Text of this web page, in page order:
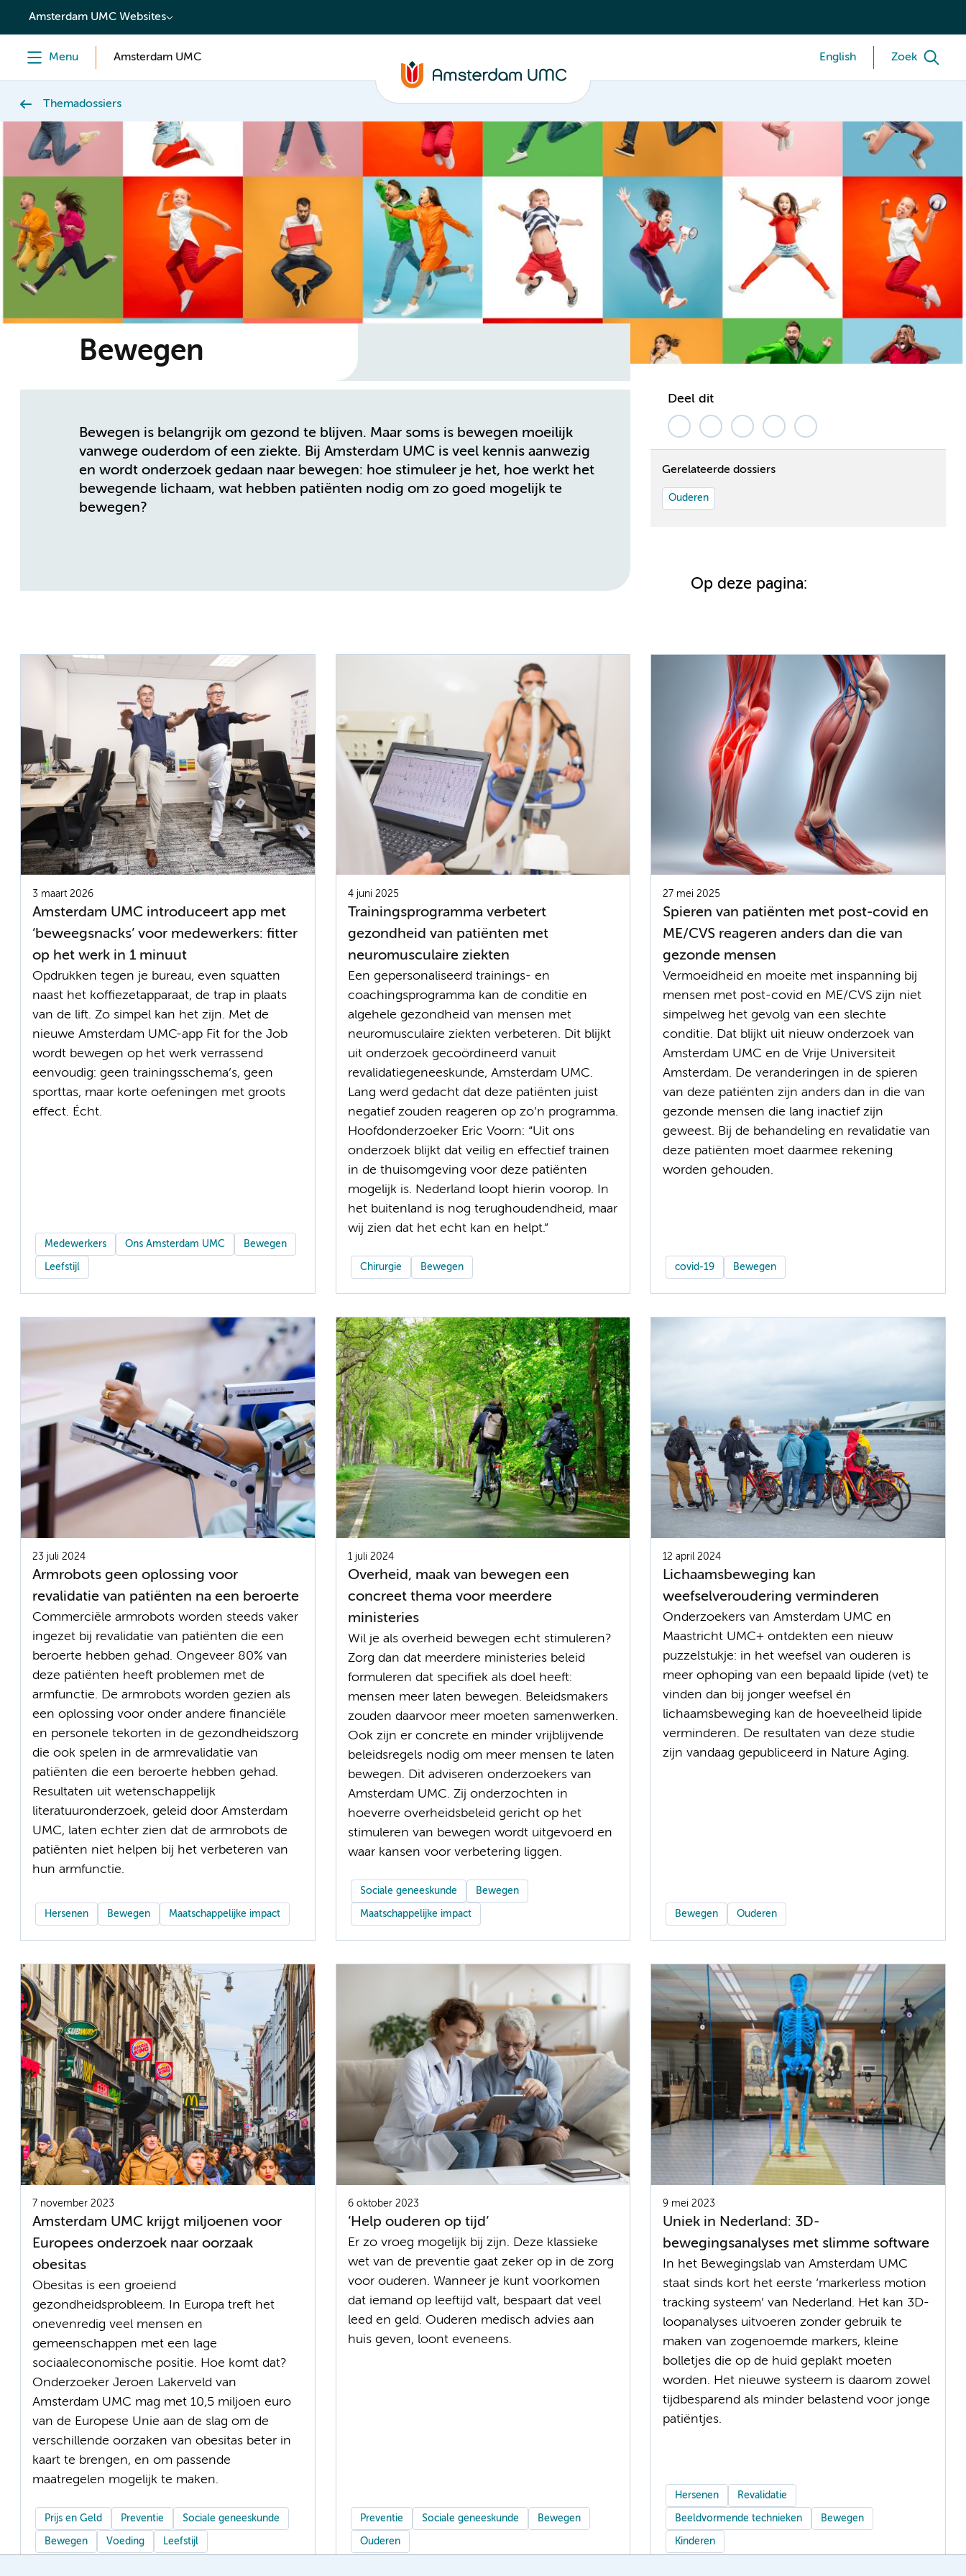
content
Amsterdam UMC Websites
Menu Amsterdam UMC English Zoek
Themadossiers
Bewegen
Bewegen is belangrijk om gezond te blijven. Maar soms is bewegen moeilijk
vanwege ouderdom of een ziekte. Bij Amsterdam UMC is veel kennis aanwezig
en wordt onderzoek gedaan naar bewegen: hoe stimuleer je het, hoe werkt het
bewegende lichaam, wat hebben patiënten nodig om zo goed mogelijk te
bewegen?
Deel dit
Gerelateerde dossiers
Ouderen
Op deze pagina:
3 maart 2026
Amsterdam UMC introduceert app met
‘beweegsnacks’ voor medewerkers: fitter
op het werk in 1 minuut
Opdrukken tegen je bureau, even squatten
naast het koffiezetapparaat, de trap in plaats
van de lift. Zo simpel kan het zijn. Met de
nieuwe Amsterdam UMC-app Fit for the Job
wordt bewegen op het werk verrassend
eenvoudig: geen trainingsschema’s, geen
sporttas, maar korte oefeningen met groots
effect. Écht.
Medewerkers Ons Amsterdam UMC Bewegen
Leefstijl
4 juni 2025
Trainingsprogramma verbetert
gezondheid van patiënten met
neuromusculaire ziekten
Een gepersonaliseerd trainings- en
coachingsprogramma kan de conditie en
algehele gezondheid van mensen met
neuromusculaire ziekten verbeteren. Dit blijkt
uit onderzoek gecoördineerd vanuit
revalidatiegeneeskunde, Amsterdam UMC.
Lang werd gedacht dat deze patiënten juist
negatief zouden reageren op zo’n programma.
Hoofdonderzoeker Eric Voorn: “Uit ons
onderzoek blijkt dat veilig en effectief trainen
in de thuisomgeving voor deze patiënten
mogelijk is. Nederland loopt hierin voorop. In
het buitenland is nog terughoudendheid, maar
wij zien dat het echt kan en helpt.”
Chirurgie Bewegen
27 mei 2025
Spieren van patiënten met post-covid en
ME/CVS reageren anders dan die van
gezonde mensen
Vermoeidheid en moeite met inspanning bij
mensen met post-covid en ME/CVS zijn niet
simpelweg het gevolg van een slechte
conditie. Dat blijkt uit nieuw onderzoek van
Amsterdam UMC en de Vrije Universiteit
Amsterdam. De veranderingen in de spieren
van deze patiënten zijn anders dan in die van
gezonde mensen die lang inactief zijn
geweest. Bij de behandeling en revalidatie van
deze patiënten moet daarmee rekening
worden gehouden.
covid-19 Bewegen
23 juli 2024
Armrobots geen oplossing voor
revalidatie van patiënten na een beroerte
Commerciële armrobots worden steeds vaker
ingezet bij revalidatie van patiënten die een
beroerte hebben gehad. Ongeveer 80% van
deze patiënten heeft problemen met de
armfunctie. De armrobots worden gezien als
een oplossing voor onder andere financiële
en personele tekorten in de gezondheidszorg
die ook spelen in de armrevalidatie van
patiënten die een beroerte hebben gehad.
Resultaten uit wetenschappelijk
literatuuronderzoek, geleid door Amsterdam
UMC, laten echter zien dat de armrobots de
patiënten niet helpen bij het verbeteren van
hun armfunctie.
Hersenen Bewegen Maatschappelijke impact
1 juli 2024
Overheid, maak van bewegen een
concreet thema voor meerdere
ministeries
Wil je als overheid bewegen echt stimuleren?
Zorg dan dat meerdere ministeries beleid
formuleren dat specifiek als doel heeft:
mensen meer laten bewegen. Beleidsmakers
zouden daarvoor meer moeten samenwerken.
Ook zijn er concrete en minder vrijblijvende
beleidsregels nodig om meer mensen te laten
bewegen. Dit adviseren onderzoekers van
Amsterdam UMC. Zij onderzochten in
hoeverre overheidsbeleid gericht op het
stimuleren van bewegen wordt uitgevoerd en
waar kansen voor verbetering liggen.
Sociale geneeskunde Bewegen
Maatschappelijke impact
12 april 2024
Lichaamsbeweging kan
weefselveroudering verminderen
Onderzoekers van Amsterdam UMC en
Maastricht UMC+ ontdekten een nieuw
puzzelstukje: in het weefsel van ouderen is
meer ophoping van een bepaald lipide (vet) te
vinden dan bij jonger weefsel én
lichaamsbeweging kan de hoeveelheid lipide
verminderen. De resultaten van deze studie
zijn vandaag gepubliceerd in Nature Aging.
Bewegen Ouderen
7 november 2023
Amsterdam UMC krijgt miljoenen voor
Europees onderzoek naar oorzaak
obesitas
Obesitas is een groeiend
gezondheidsprobleem. In Europa treft het
onevenredig veel mensen en
gemeenschappen met een lage
sociaaleconomische positie. Hoe komt dat?
Onderzoeker Jeroen Lakerveld van
Amsterdam UMC mag met 10,5 miljoen euro
van de Europese Unie aan de slag om de
verschillende oorzaken van obesitas beter in
kaart te brengen, en om passende
maatregelen mogelijk te maken.
Prijs en Geld Preventie Sociale geneeskunde
Bewegen Voeding Leefstijl
6 oktober 2023
‘Help ouderen op tijd’
Er zo vroeg mogelijk bij zijn. Deze klassieke
wet van de preventie gaat zeker op in de zorg
voor ouderen. Wanneer je kunt voorkomen
dat iemand op leeftijd valt, bespaart dat veel
leed en geld. Ouderen medisch advies aan
huis geven, loont eveneens.
Preventie Sociale geneeskunde Bewegen
Ouderen
9 mei 2023
Uniek in Nederland: 3D-
bewegingsanalyses met slimme software
In het Bewegingslab van Amsterdam UMC
staat sinds kort het eerste ‘markerless motion
tracking systeem’ van Nederland. Het kan 3D-
loopanalyses uitvoeren zonder gebruik te
maken van zogenoemde markers, kleine
bolletjes die op de huid geplakt moeten
worden. Het nieuwe systeem is daarom zowel
tijdbesparend als minder belastend voor jonge
patiëntjes.
Hersenen Revalidatie
Beeldvormende technieken Bewegen
Kinderen